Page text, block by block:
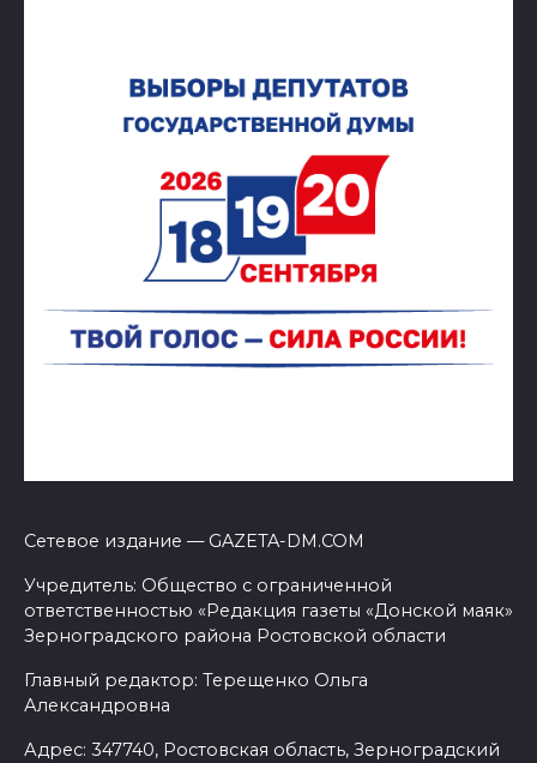
Сетевое издание — GAZETA-DM.COM
Учредитель: Общество с ограниченной
ответственностью «Редакция газеты «Донской маяк»
Зерноградского района Ростовской области
Главный редактор: Терещенко Ольга
Александровна
Адрес: 347740, Ростовская область, Зерноградский